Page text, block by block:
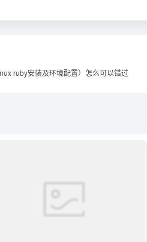
ruby安装及环境配置）怎么可以错过